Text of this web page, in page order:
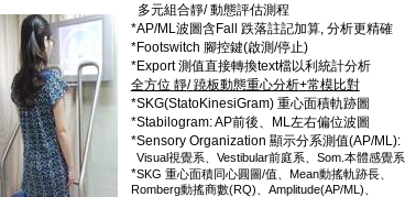
多元組合靜/動態評估測程
*AP/ML波圖含Fall 跌落註記加算, 分析更精確
*Footswitch 腳控鍵(啟測/停止)
*Export測值直接轉換text檔以利統計分析
全方位 靜/蹺板動態重心分析+常模比對
*SKG(StatoKinesiGram) 重心面積軌跡圖
*Stabilogram: AP前後、 ML左右偏位波圖
*Sensory Organization 顯示分系測值(AP/ML):
Visual視覺系、Vestibular前庭系、Som.本體感覺系
*SKG 重心面積同心圓圖/值、 Mean動搖軌跡長、
Romberg動搖商數(RQ) Amplitude(AP/ML)